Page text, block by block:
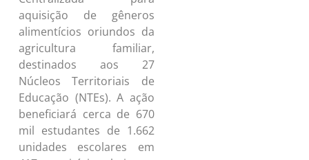
aquisição de gêneros
alimentícios oriundos da
agricultura familiar,
destinados aos 27
Núcleos Territoriais de
Educação (NTEs). A ação
beneficiará cerca de 670
mil estudantes de 1.662
unidades escolares em